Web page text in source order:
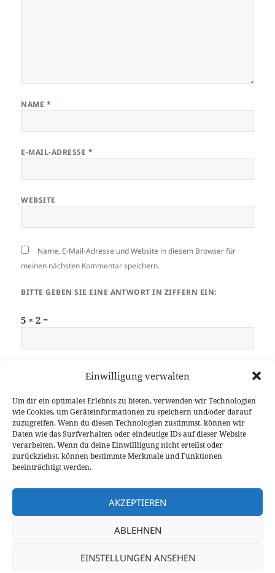
Einwilligung verwalten
Um dir ein optimales Erlebnis zu bieten, verwenden wir Technologien
wie Cookies, um Geräteinformationen zu speichern und/oder darauf
zuzugreifen. Wenn du diesen Technologien zustimmst, können wir
Daten wie das Surfverhalten oder eindeutige IDs auf dieser Website
verarbeiten. Wenn du deine Einwillligung nicht erteilst oder
zurückziehst, können bestimmte Merkmale und Funktionen
beeinträchtigt werden.
AKZEPTIEREN
ABLEHNEN
EINSTELLUNGEN ANSEHEN
NAME *
E-MAIL-ADRESSE *
WEBSITE
Name, E-Mail-Adresse und Website in diesem Browser für
meinen nächsten Kommentar speichern.
BITTE GEBEN SIE EINE ANTWORT IN ZIFFERN EIN:
5 × 2 =
Beitragsnavigation
WEITER
Nächster
Beitrag
AIOC – Der Wunderadapter für
Handfunkgeräte – Teil 1 (Einführung und
ZURÜCK
AIOC – Der Wunderadapter für